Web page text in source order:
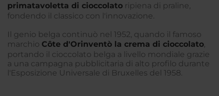
primatavoletta di cioccolato ripiena di praline,
fondendo il classico con l'innovazione.
Il genio belga continuò nel 1952, quando il famoso
marchio Côte d'Orinventò la crema di cioccolato,
portando il cioccolato belga a livello mondiale grazie
a una campagna pubblicitaria di alto profilo durante
l'Esposizione Universale di Bruxelles del 1958.